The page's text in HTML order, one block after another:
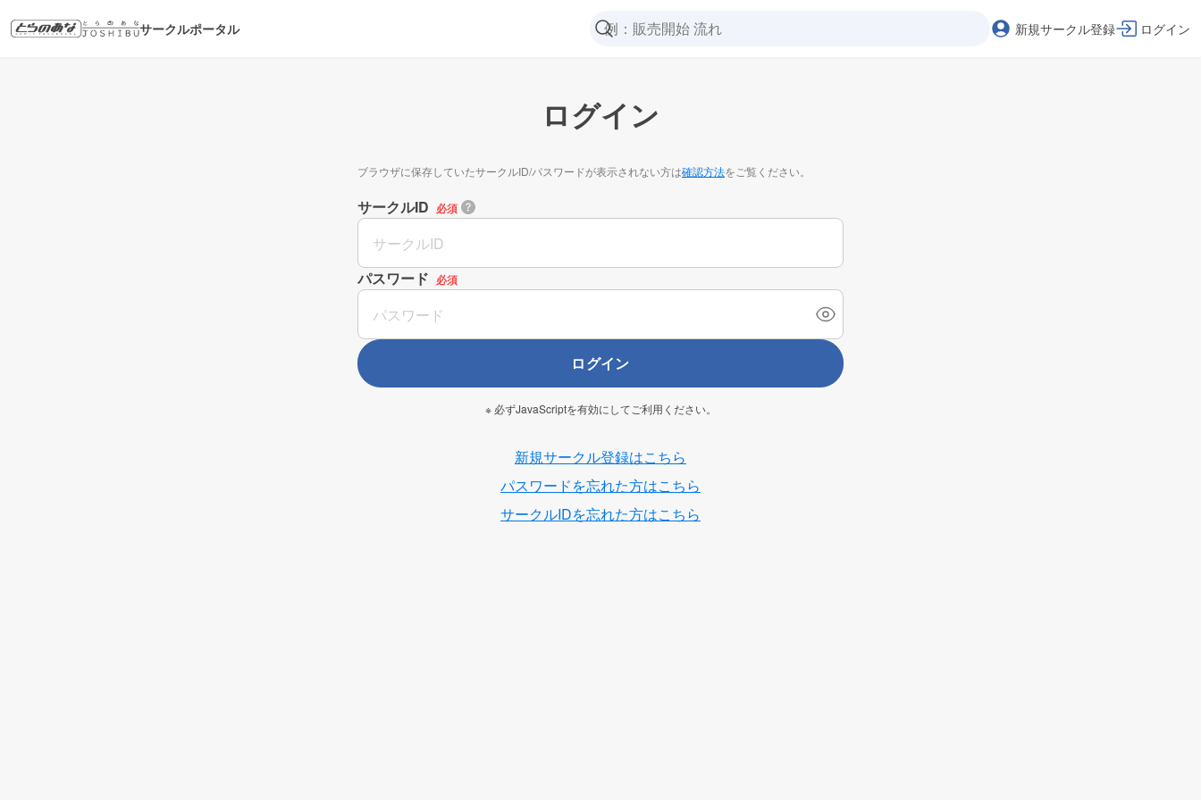
サークルポータル 新規サークル登録 ログイン
ログイン
ブラウザに保存していたサークルID/パスワードが表示されない方は確認方法をご覧ください。
サークルID 必須
パスワード 必須
ログイン
※ 必ずJavaScriptを有効にしてご利用ください。
新規サークル登録はこちら
パスワードを忘れた方はこちら
サークルIDを忘れた方はこちら